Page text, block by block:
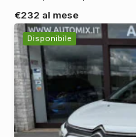
€232 al mese
Disponibile